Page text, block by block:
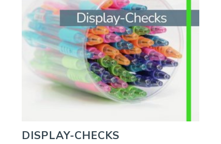
DISPLAY-CHECKS